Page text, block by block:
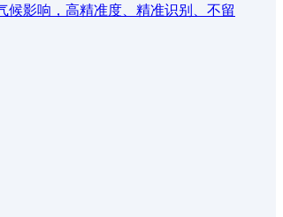
影响，高精准度、精准识别、不留